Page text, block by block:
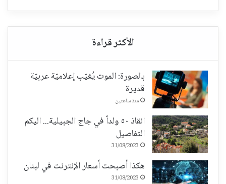
بالصورة: الموت يُغيّب إعلاميّة عربيّة
قديرة
منذ ساعتين
انقاذ ٥٠ ولداً في جاج الجبيلية... اليكم
التفاصيل
31/08/2023
هكذا أصبحت أسعار الإنترنت في لبنان
31/08/2023